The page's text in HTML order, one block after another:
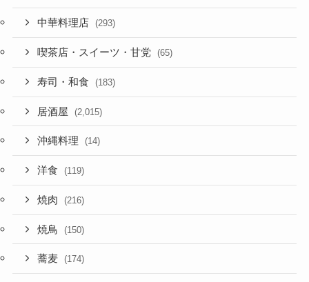
中華料理店 (293)
喫茶店・スイーツ・甘党 (65)
寿司・和食 (183)
居酒屋 (2,015)
沖縄料理 (14)
洋食 (119)
焼肉 (216)
焼鳥 (150)
蕎麦 (174)